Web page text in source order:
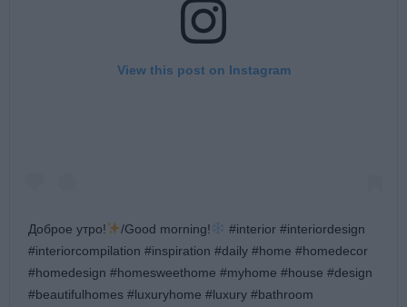
View this post on Instagram
Доброе утро! /Good morning!
#interior #interiordesign
#interiorcompilation #inspiration #daily #home #homedecor
#homedesign #homesweethome #myhome #house #design
#beautifulhomes #luxuryhome #luxury #bathroom